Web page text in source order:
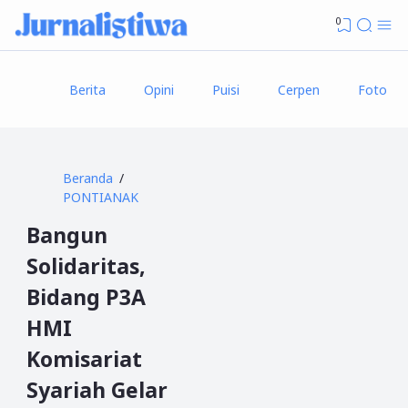
0
Berita Opini Puisi Cerpen Foto
Beranda
PONTIANAK
Bangun
Solidaritas,
Bidang P3A
HMI
Komisariat
Syariah Gelar